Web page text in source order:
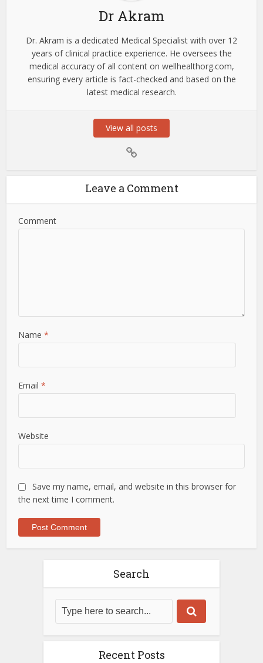
Dr Akram
Dr. Akram is a dedicated Medical Specialist with over 12
years of clinical practice experience. He oversees the
medical accuracy of all content on wellhealthorg.com,
ensuring every article is fact-checked and based on the
latest medical research.
View all posts
Leave a Comment
Comment
Name*
Email*
Website
Save my name, email, and website in this browser for
the next time I comment.
Search
Recent Posts